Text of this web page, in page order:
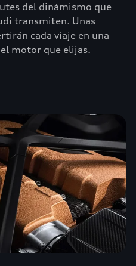
del dinámismo que
transmiten. Unas
cada viaje en una
motor que elijas.